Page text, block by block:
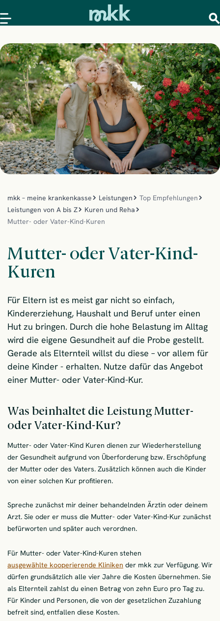
mkk – meine krankenkasse Leistungen
Top Empfehlungen
Leistungen von A bis Z
Kuren und Reha
Mutter- oder Vater-Kind-Kuren
Mutter- oder Vater-Kind-
Kuren
Für Eltern ist es meist gar nicht so einfach,
Kindererziehung, Haushalt und Beruf unter einen
Hut zu bringen. Durch die hohe Belastung im Alltag
wird die eigene Gesundheit auf die Probe gestellt.
Gerade als Elternteil willst du diese – vor allem für
deine Kinder - erhalten. Nutze dafür das Angebot
einer Mutter- oder Vater-Kind-Kur.
Was beinhaltet die Leistung Mutter-
oder Vater-Kind-Kur?
Mutter- oder Vater-Kind Kuren dienen zur Wiederherstellung
der Gesundheit aufgrund von Überforderung bzw. Erschöpfung
der Mutter oder des Vaters. Zusätzlich können auch die Kinder
von einer solchen Kur profitieren.
Spreche zunächst mir deiner behandelnden Ärztin oder deinem
Arzt. Sie oder er muss die Mutter- oder Vater-Kind-Kur zunächst
befürworten und später auch verordnen.
Für Mutter- oder Vater-Kind-Kuren stehen
ausgewählte kooperierende Kliniken der mkk zur Verfügung. Wir
dürfen grundsätzlich alle vier Jahre die Kosten übernehmen. Sie
als Elternteil zahlst du einen Betrag von zehn Euro pro Tag zu.
Für Kinder und Personen, die von der gesetzlichen Zuzahlung
befreit sind, entfallen diese Kosten.